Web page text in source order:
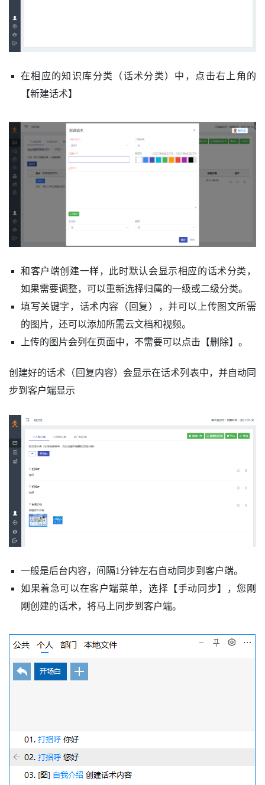
在相应的知识库分类（话术分类）中，点击右上角的
【新建话术】
和客户端创建一样，此时默认会显示相应的话术分类，
如果需要调整，可以重新选择归属的一级或二级分类。
填写关键字，话术内容（回复），并可以上传图文所需
的图片，还可以添加所需云文档和视频。
上传的图片会列在页面中，不需要可以点击【删除】。
创建好的话术（回复内容）会显示在话术列表中，并自动同
步到客户端显示
一般是后台内容，间隔1分钟左右自动同步到客户端。
如果着急可以在客户端菜单，选择【手动同步】，您刚
刚创建的话术，将马上同步到客户端。